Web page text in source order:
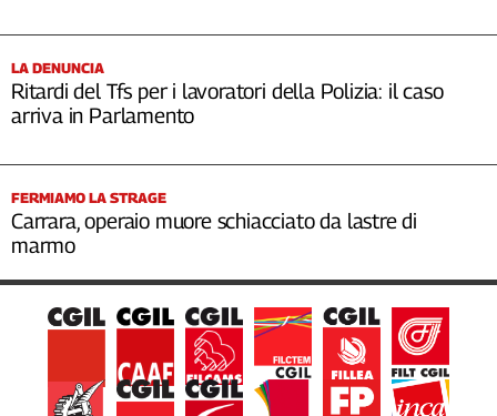
LA DENUNCIA
Ritardi del Tfs per i lavoratori della Polizia: il caso
arriva in Parlamento
FERMIAMO LA STRAGE
Carrara, operaio muore schiacciato da lastre di
marmo